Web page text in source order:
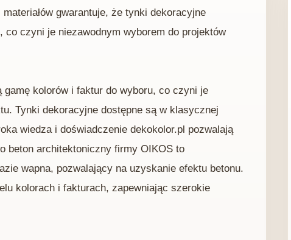
gwarantuje, że tynki dekoracyjne
co czyni je niezawodnym wyborem do projektów
kolorów i faktur do wyboru, co czyni je
Tynki dekoracyjne dostępne są w klasycznej
wiedza i doświadczenie dekokolor.pl pozwalają
beton architektoniczny firmy OIKOS to
wapna, pozwalający na uzyskanie efektu betonu.
kolorach i fakturach, zapewniając szerokie